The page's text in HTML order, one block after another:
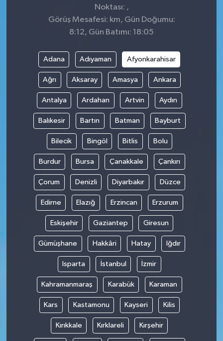
Noktası: ,
Görüş Mesafesi: km, Gün Doğumu:
8:12, Gün Batımı: 18:05
Adana Adıyaman Afyonkarahisar
Ağrı Aksaray Amasya Ankara
Antalya Ardahan Artvin Aydın
Balıkesir Bartın Batman Bayburt
Bilecik Bingöl Bitlis Bolu
Burdur Bursa Çanakkale Çankırı
Çorum Denizli Diyarbakır Düzce
Edirne Elazığ Erzincan Erzurum
Eskişehir Gaziantep Giresun
Gümüşhane Hakkâri Hatay Iğdır
Isparta İstanbul İzmir
Kahramanmaraş Karabük Karaman
Kars Kastamonu Kayseri Kilis
Kırıkkale Kırklareli Kırşehir